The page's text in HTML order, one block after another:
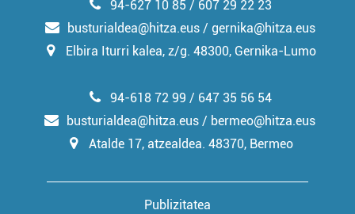
94-627 10 85 / 607 29 22 23
busturialdea@hitza.eus / gernika@hitza.eus
Elbira Iturri kalea, z/g. 48300, Gernika-Lumo
Publizitatea
94-618 72 99 / 647 35 56 54
busturialdea@hitza.eus / bermeo@hitza.eus
Atalde 17, atzealdea. 48370, Bermeo